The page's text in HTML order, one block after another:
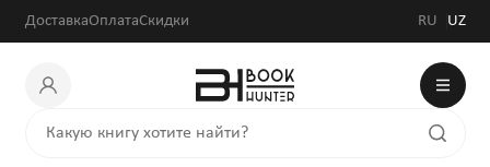
ДоставкаОплатаСкидки RU UZ